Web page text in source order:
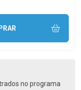
UNIDADE
no programa